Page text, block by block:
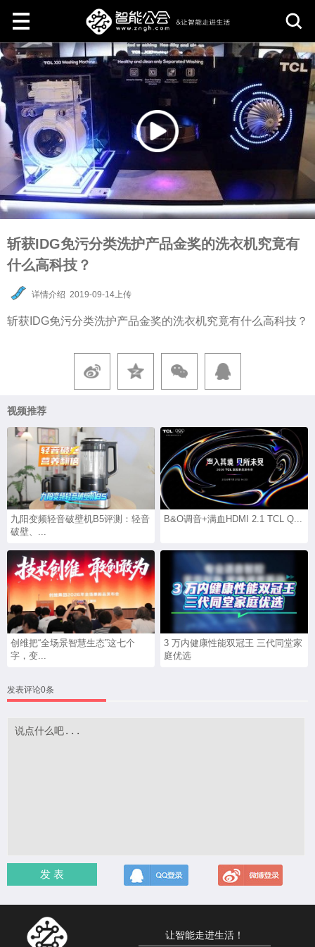
取
消
斩获IDG免污分类洗护产品金奖的洗衣机究竟有
什么高科技？
详情介绍 2019-09-14上传
斩获IDG免污分类洗护产品金奖的洗衣机究竟有什么高科技？
视频推荐
九阳变频轻音破壁机B5评测：轻音
破壁、...
B&O调音+满血HDMI 2.1 TCL Q...
创维把“全场景智慧生态”这七个
字，变...
3 万内健康性能双冠王 三代同堂家
庭优选
发表评论0条
发 表
让智能走进生活！